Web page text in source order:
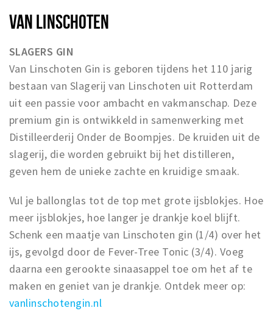
VAN LINSCHOTEN
SLAGERS GIN
Van Linschoten Gin is geboren tijdens het 110 jarig
bestaan van Slagerij van Linschoten uit Rotterdam
uit een passie voor ambacht en vakmanschap. Deze
premium gin is ontwikkeld in samenwerking met
Distilleerderij Onder de Boompjes. De kruiden uit de
slagerij, die worden gebruikt bij het distilleren,
geven hem de unieke zachte en kruidige smaak.
Vul je ballonglas tot de top met grote ijsblokjes. Hoe
meer ijsblokjes, hoe langer je drankje koel blijft.
Schenk een maatje van Linschoten gin (1/4) over het
ijs, gevolgd door de Fever-Tree Tonic (3/4). Voeg
daarna een gerookte sinaasappel toe om het af te
maken en geniet van je drankje. Ontdek meer op:
vanlinschotengin.nl